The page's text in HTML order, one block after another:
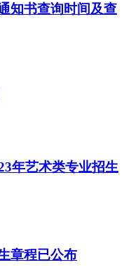
知书查询时间及查
年艺术类专业招生
章程已公布